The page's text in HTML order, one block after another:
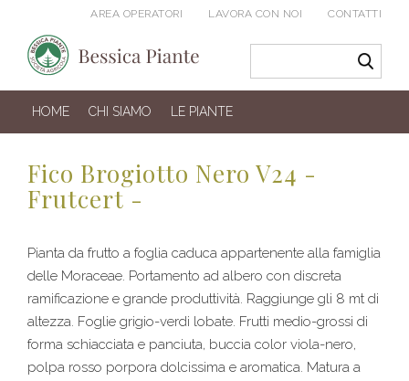
AREA OPERATORI LAVORA CON NOI CONTATTI
HOME CHI SIAMO LE PIANTE
Fico Brogiotto Nero V24 -
Frutcert -
Pianta da frutto a foglia caduca appartenente alla famiglia
delle Moraceae. Portamento ad albero con discreta
ramificazione e grande produttività. Raggiunge gli 8 mt di
altezza. Foglie grigio-verdi lobate. Frutti medio-grossi di
forma schiacciata e panciuta, buccia color viola-nero,
polpa rosso porpora dolcissima e aromatica. Matura a